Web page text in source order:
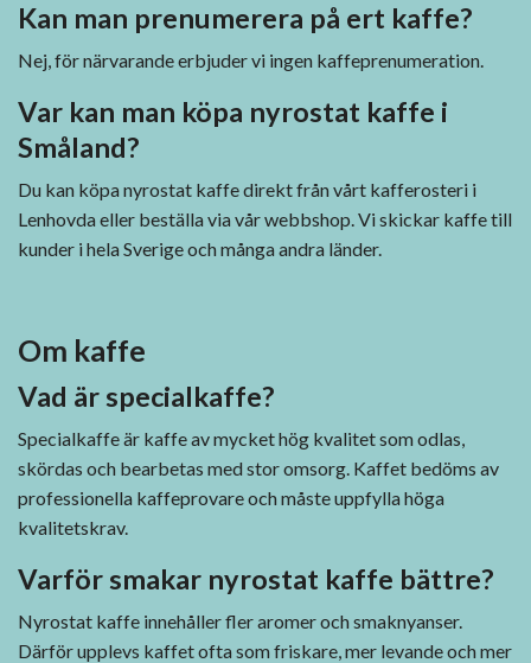
Kan man prenumerera på ert kaffe?
Nej, för närvarande erbjuder vi ingen kaffeprenumeration.
Var kan man köpa nyrostat kaffe i
Småland?
Du kan köpa nyrostat kaffe direkt från vårt kafferosteri i
Lenhovda eller beställa via vår webbshop. Vi skickar kaffe till
kunder i hela Sverige och många andra länder.
Om kaffe
Vad är specialkaffe?
Specialkaffe är kaffe av mycket hög kvalitet som odlas,
skördas och bearbetas med stor omsorg. Kaffet bedöms av
professionella kaffeprovare och måste uppfylla höga
kvalitetskrav.
Varför smakar nyrostat kaffe bättre?
Nyrostat kaffe innehåller fler aromer och smaknyanser.
Därför upplevs kaffet ofta som friskare, mer levande och mer